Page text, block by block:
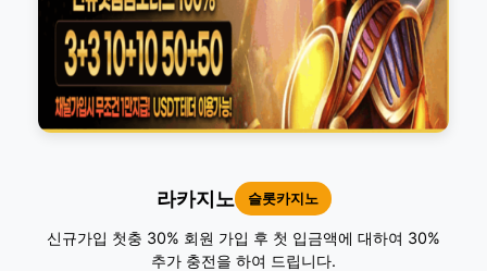
라카지노 슬롯카지노
신규가입 첫충 30% 회원 가입 후 첫 입금액에 대하여 30%
추가 충전을 하여 드립니다.